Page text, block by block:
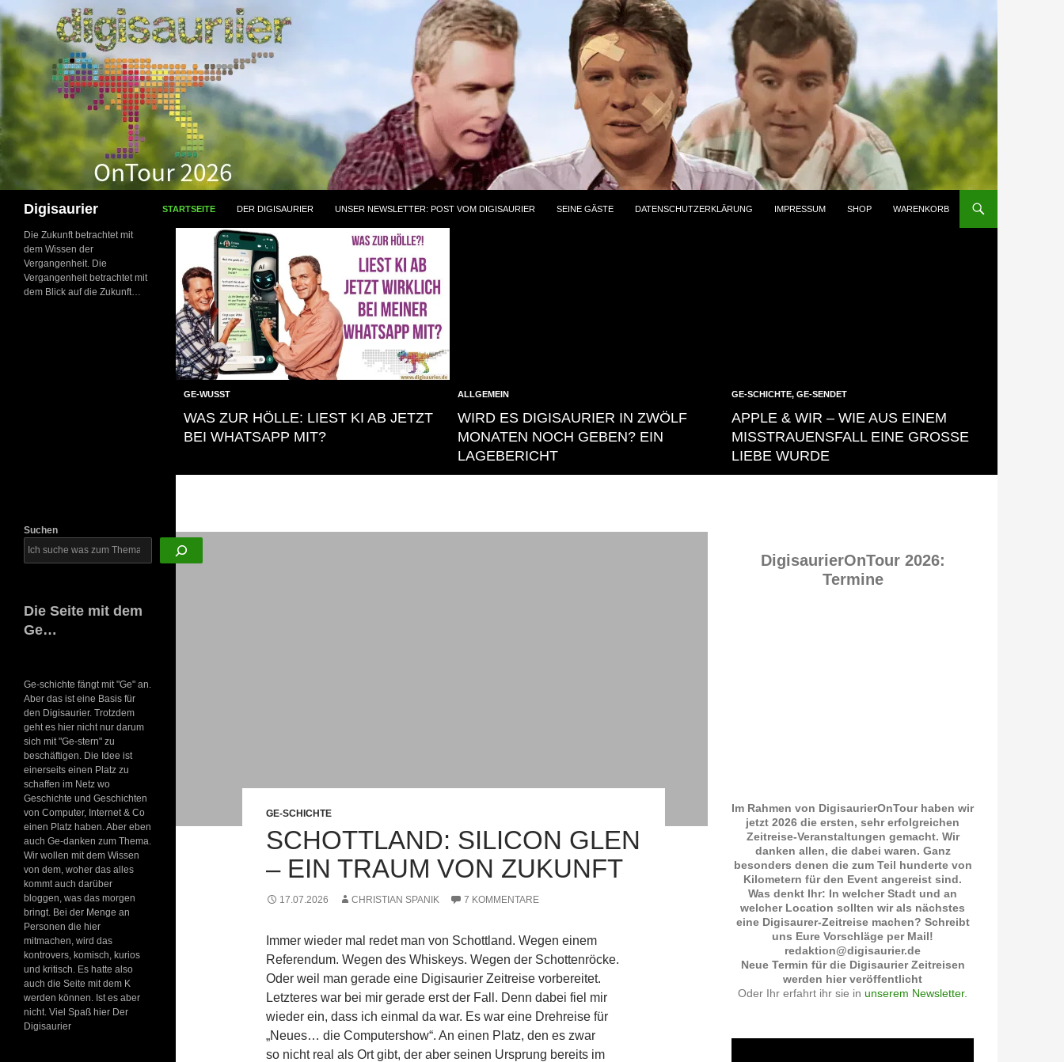
Zum
Inhalt
springen
Digisaurier STARTSEITE DER DIGISAURIER UNSER NEWSLETTER: POST VOM DIGISAURIER SEINE GÄSTE DATENSCHUTZERKLÄRUNG IMPRESSUM SHOP WARENKORB
GE-WUSST
WAS ZUR HÖLLE: LIEST KI AB JETZT
BEI WHATSAPP MIT?
ALLGEMEIN
WIRD ES DIGISAURIER IN ZWÖLF
MONATEN NOCH GEBEN? EIN
LAGEBERICHT
GE-SCHICHTE, GE-SENDET
APPLE & WIR – WIE AUS EINEM
MISSTRAUENSFALL EINE GROSSE L
IEBE WURDE
GE-SCHICHTE
SCHOTTLAND: SILICON GLEN
– EIN TRAUM VON ZUKUNFT
17.07.2026 CHRISTIAN SPANIK 7 KOMMENTARE
Immer wieder mal redet man von Schottland. Wegen einem
Referendum. Wegen des Whiskeys. Wegen der Schottenröcke.
Oder weil man gerade eine Digisaurier Zeitreise vorbereitet.
Letzteres war bei mir gerade erst der Fall. Denn dabei fiel mir
wieder ein, dass ich einmal da war. Es war eine Drehreise für
„Neues… die Computershow“. An einen Platz, den es zwar
so nicht real als Ort gibt, der aber seinen Ursprung bereits im
DigisaurierOnTour 2026:
Termine
Im Rahmen von DigisaurierOnTour haben wir
jetzt 2026 die ersten, sehr erfolgreichen
Zeitreise-Veranstaltungen gemacht. Wir
danken allen, die dabei waren. Ganz
besonders denen die zum Teil hunderte von
Kilometern für den Event angereist sind.
Was denkt Ihr: In welcher Stadt und an
welcher Location sollten wir als nächstes
eine Digisaurer-Zeitreise machen? Schreibt
uns Eure Vorschläge per Mail!
redaktion@digisaurier.de
Neue Termin für die Digisaurier Zeitreisen
werden hier veröffentlicht
Oder Ihr erfahrt ihr sie in unserem Newsletter.
Die Zukunft betrachtet mit
dem Wissen der
Vergangenheit. Die
Vergangenheit betrachtet mit
dem Blick auf die Zukunft…
Suchen
Die Seite mit dem
Ge…
Ge-schichte fängt mit "Ge" an.
Aber das ist eine Basis für
den Digisaurier. Trotzdem
geht es hier nicht nur darum
sich mit "Ge-stern" zu
beschäftigen. Die Idee ist
einerseits einen Platz zu
schaffen im Netz wo
Geschichte und Geschichten
von Computer, Internet & Co
einen Platz haben. Aber eben
auch Ge-danken zum Thema.
Wir wollen mit dem Wissen
von dem, woher das alles
kommt auch darüber
bloggen, was das morgen
bringt. Bei der Menge an
Personen die hier
mitmachen, wird das
kontrovers, komisch, kurios
und kritisch. Es hatte also
auch die Seite mit dem K
werden können. Ist es aber
nicht. Viel Spaß hier Der
Digisaurier